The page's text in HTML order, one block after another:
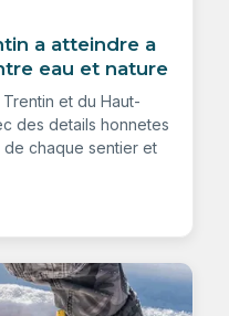
a atteindre a
eau et nature
et du Haut-
des details honnetes
chaque sentier et